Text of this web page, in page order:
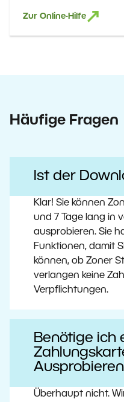
Zur Online-Hilfe
Häufige Fragen
Ist der
Klar! Sie können
und 7 Tage lang in
ausprobieren. Sie
Funktionen, damit
können, ob Zoner
verlangen keine
Verpflichtungen.
Benötige ich
Überhaupt nicht.